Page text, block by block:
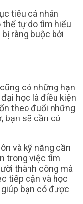
tiêu cá nhân
thể tự do tìm hiểu
ràng buộc bởi
có những hạn
học là điều kiện
theo đuổi những
bạn sẽ cần có
và kỹ năng cần
trong việc tìm
thành công mà
tiếp cận và học
bạn có được